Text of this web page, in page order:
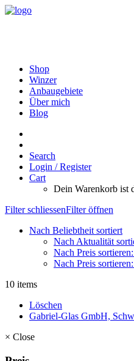
Shop
Winzer
Anbaugebiete
Über mich
Blog
Search
Login / Register
Cart
Dein Warenkorb ist
Filter schliessenFilter öffnen
Nach Beliebtheit sortiert
Nach Aktualität
Nach Preis
Nach Preis
10 items
Löschen
Gabriel-Glas GmbH,
× Close